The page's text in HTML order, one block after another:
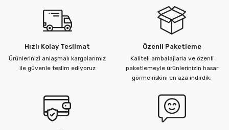
Hızlı Kolay Teslimat
Ürünlerinizi anlaşmalı kargolarımız
ile güvenle teslim ediyoruz
Özenli Paketleme
Kaliteli ambalajlarla ve özenli
paketlemeyle ürünlerinizin hasar
görme riskini en aza indirdik.